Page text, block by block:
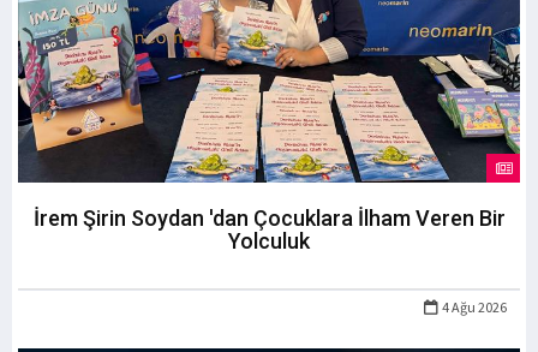
İrem Şirin Soydan 'dan Çocuklara İlham Veren Bir
Yolculuk
4 Ağu 2026